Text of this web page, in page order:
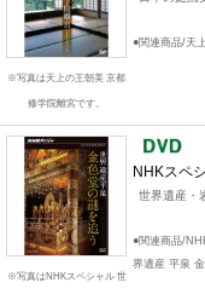
※写真は天上の王朝美 京都
修学院離宮です。
●関連商品/天
※写真はNHKスペシャル 世
NHKスペ
世界遺産・
●関連商品/
界遺産 平泉